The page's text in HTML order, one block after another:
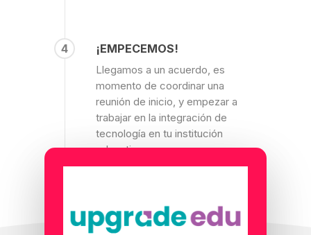
4 ¡EMPECEMOS!
Llegamos a un acuerdo, es
momento de coordinar una
reunión de inicio, y empezar a
trabajar en la integración de
tecnología en tu institución
educativa.